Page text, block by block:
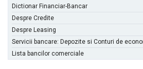
Dictionar Financiar-Bancar
Despre Credite
Despre Leasing
Servicii bancare: Depozite si Conturi de
Lista bancilor comerciale